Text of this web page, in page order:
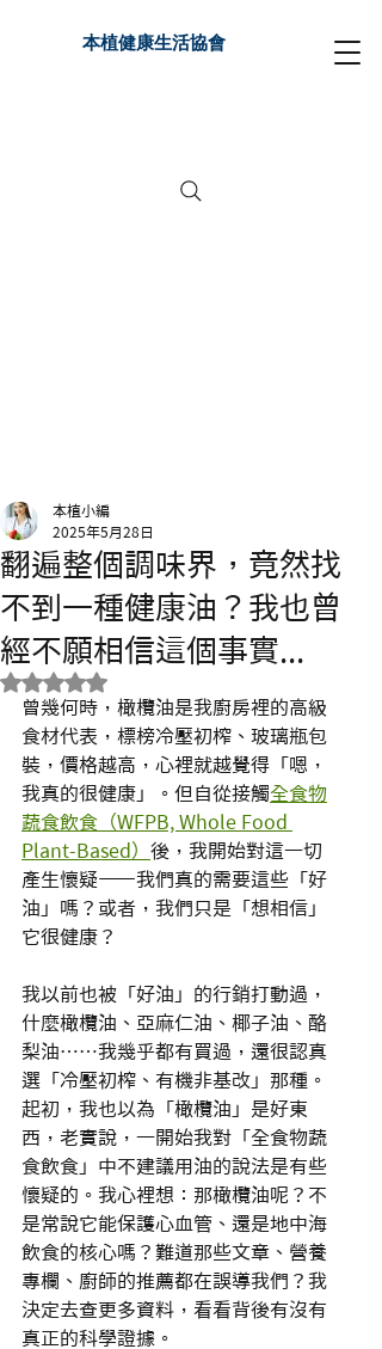
本植健康生活協會
翻遍整個調味界，竟然找
不到一種健康油？我也曾
經不願相信這個事實...
本植小編
2025年5月28日
評等為 NaN（最高為 5 顆星）。
曾幾何時，橄欖油是我廚房裡的高級
食材代表，標榜冷壓初榨、玻璃瓶包
裝，價格越高，心裡就越覺得「嗯，
我真的很健康」。但自從接觸全食物
蔬食飲食（WFPB, Whole Food
Plant-Based） 後，我開始對這一切
產生懷疑——我們真的需要這些「好
油」嗎？或者，我們只是「想相信」
它很健康？
我以前也被「好油」的行銷打動過，
什麼橄欖油、亞麻仁油、椰子油、酪
梨油……我幾乎都有買過，還很認真
選「冷壓初榨、有機非基改」那種。
起初，我也以為「橄欖油」是好東
西，老實說，一開始我對「全食物蔬
食飲食」中不建議用油的說法是有些
懷疑的。我心裡想：那橄欖油呢？不
是常說它能保護心血管、還是地中海
飲食的核心嗎？難道那些文章、營養
專欄、廚師的推薦都在誤導我們？我
決定去查更多資料，看看背後有沒有
真正的科學證據。